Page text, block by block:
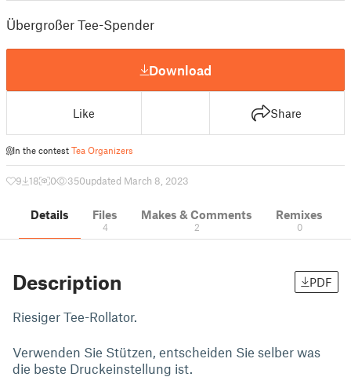
Übergroßer Tee-Spender
Download
Like Share
In the contest Tea Organizers
9 18 0 350updated March 8, 2023
Details Files
4
Makes & Comments
2
Remixes
0
Description PDF
Riesiger Tee-Rollator.
Verwenden Sie Stützen, entscheiden Sie selber was
die beste Druckeinstellung ist.